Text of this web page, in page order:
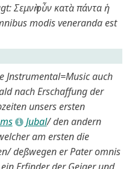
Σεμνὴ οὖν κατὰ πάντα ἡ
modis veneranda est
Jnstrumental=Music auch
nach Erschaffung der
unsers ersten
L Jubal/ den andern
am ersten die
deßwegen er Pater omnis